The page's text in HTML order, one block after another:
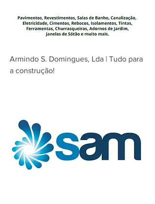
Armindo S. Domingues, Lda | Tudo para
a construção!